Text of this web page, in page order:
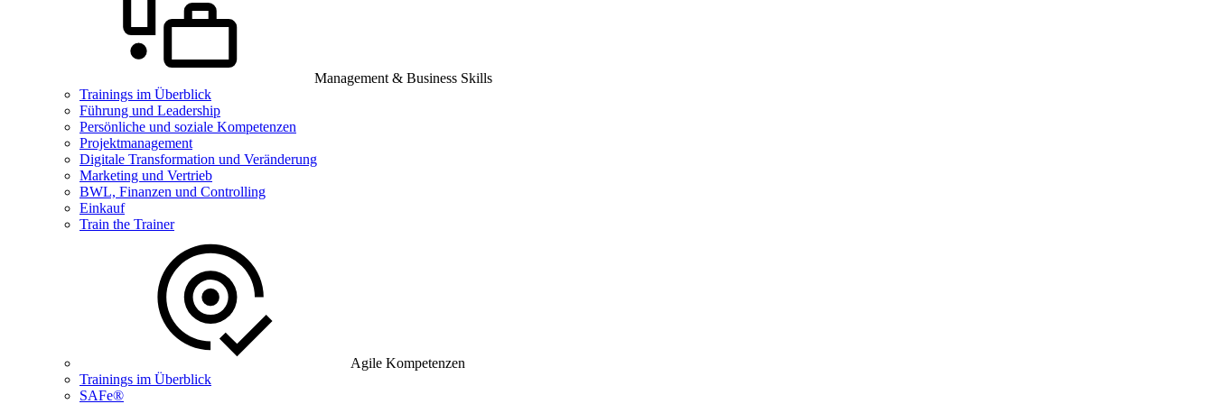
Management & Business Skills
Trainings im Überblick
Führung und Leadership
Persönliche und soziale Kompetenzen
Projektmanagement
Digitale Transformation und Veränderung
Marketing und Vertrieb
BWL, Finanzen und Controlling
Einkauf
Train the Trainer
Agile Kompetenzen
Trainings im Überblick
SAFe®